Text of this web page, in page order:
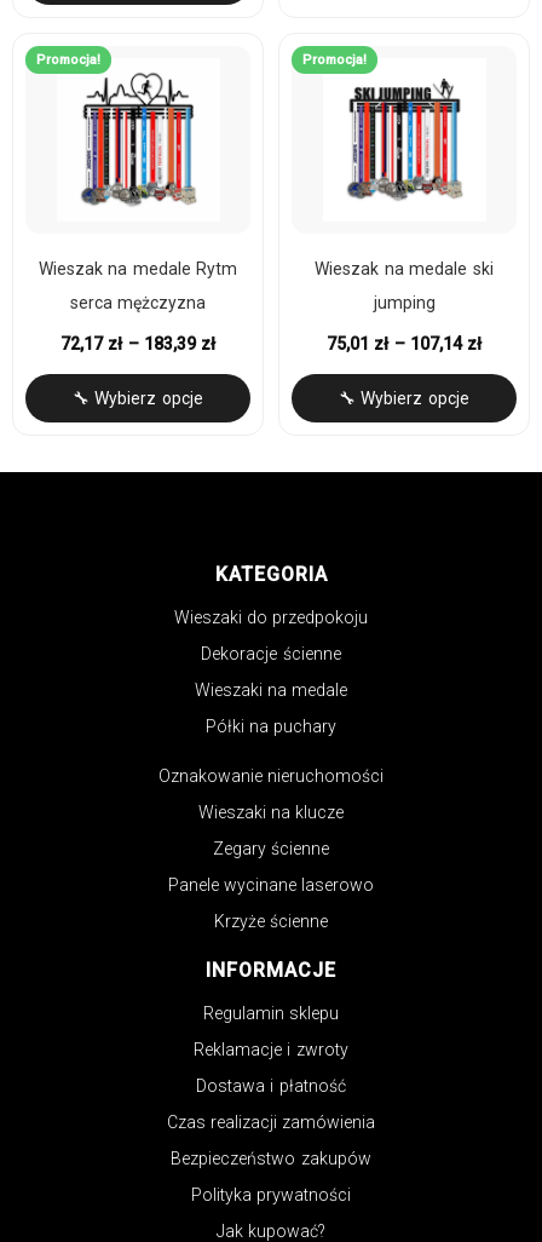
Promocja!
Wieszak na medale Rytm
serca mężczyzna
72,17 zł – 183,39 zł
🔧 Wybierz opcje
Promocja!
Wieszak na medale ski
jumping
75,01 zł – 107,14 zł
🔧 Wybierz opcje
KATEGORIA
Wieszaki do przedpokoju
Dekoracje ścienne
Wieszaki na medale
Półki na puchary
Oznakowanie nieruchomości
Wieszaki na klucze
Zegary ścienne
Panele wycinane laserowo
Krzyże ścienne
INFORMACJE
Regulamin sklepu
Reklamacje i zwroty
Dostawa i płatność
Czas realizacji zamówienia
Bezpieczeństwo zakupów
Polityka prywatności
Jak kupować?